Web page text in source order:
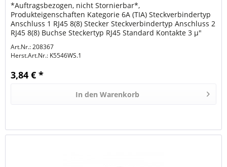
*Auftragsbezogen, nicht Stornierbar*,
Produkteigenschaften Kategorie 6A (TIA) Steckverbindertyp
Anschluss 1 RJ45 8(8) Stecker Steckverbindertyp Anschluss 2
RJ45 8(8) Buchse Steckertyp RJ45 Standard Kontakte 3 µ"
Art.Nr.: 208367
Herst.Art.Nr.: K5546WS.1
3,84 € *
In den Warenkorb